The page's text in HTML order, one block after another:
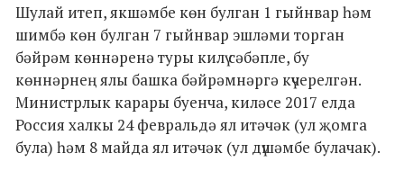
Шулай итеп, якшәмбе көн булган 1 гыйнвар һәм
шимбә көн булган 7 гыйнвар эшләми торган
бәйрәм көннәренә туры килү сәбәпле, бу
көннәрнең ялы башка бәйрәмнәргә күчерелгән.
Министрлык карары буенча, киләсе 2017 елда
Россия халкы 24 февральдә ял итәчәк (ул җомга
була) һәм 8 майда ял итәчәк (ул дүшәмбе булачак).